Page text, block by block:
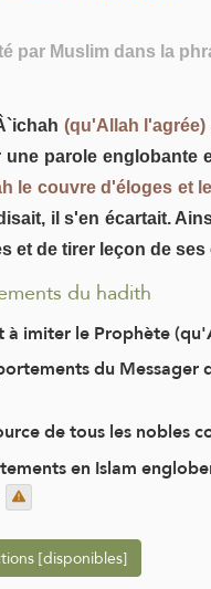
par Muslim dans la
(qu'Allah l'agrée)
parole
le couvre d'éloges et
il s'en écartait.
et de tirer leçon de
du hadith
imiter le Prophète
du
de tous les nobles
en Islam
[disponibles]